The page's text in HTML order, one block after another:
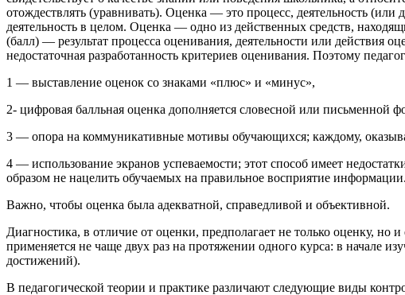
отождествлять (уравнивать). Оценка — это процесс, деятельность
деятельность в целом. Оценка — одно из действенных средств,
(балл) — результат процесса оценивания, деятельности или действия
недостаточная разработанность критериев оценивания. Поэтому
1 — выставление оценок со знаками «плюс» и «минус»,
2- цифровая балльная оценка дополняется словесной или
3 — опора на коммуникативные мотивы обучающихся; каждому,
4 — использование экранов успеваемости; этот способ имеет
образом не нацелить обучаемых на правильное восприятие информации.
Важно, чтобы оценка была адекватной, справедливой и объективной.
Диагностика, в отличие от оценки, предполагает не только оценку,
применяется не чаще двух раз на протяжении одного курса: в начале
достижений).
В педагогической теории и практике различают следующие виды